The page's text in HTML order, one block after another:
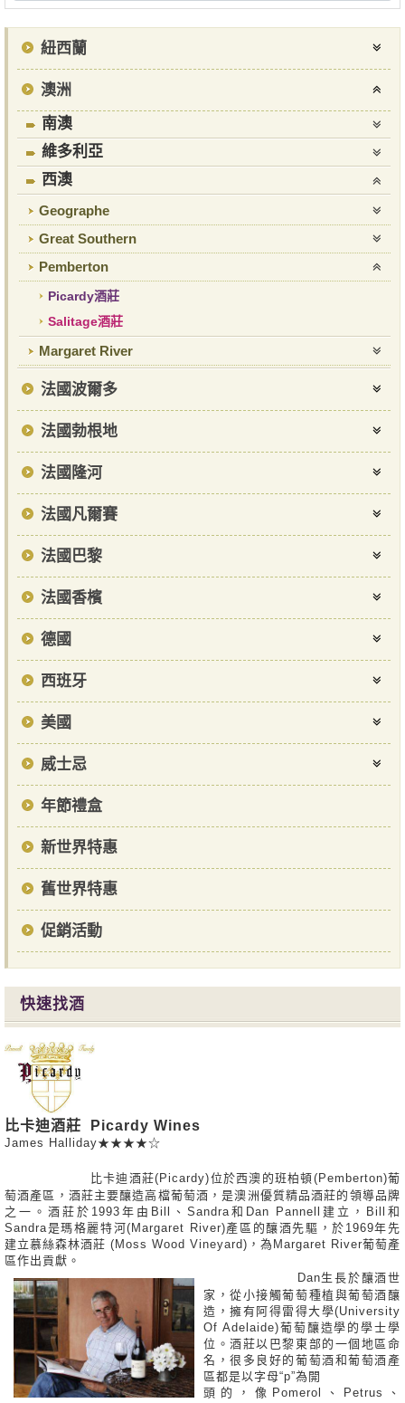
紐西蘭
澳洲
南澳
維多利亞
西澳
Geographe
Great Southern
Pemberton
Picardy酒莊
Salitage酒莊
Margaret River
法國波爾多
法國勃根地
法國隆河
法國凡爾賽
法國巴黎
法國香檳
德國
西班牙
美國
威士忌
年節禮盒
新世界特惠
舊世界特惠
促銷活動
快速找酒
比卡迪酒莊 Picardy Wines
James Halliday★★★★☆
比卡迪酒莊(Picardy)位於西澳的班柏頓(Pemberton)葡
萄酒產區，酒莊主要釀造高檔葡萄酒，是澳洲優質精品酒莊的領導品牌
之一。酒莊於1993年由Bill、Sandra和Dan Pannell建立，Bill和
Sandra是瑪格麗特河(Margaret River)產區的釀酒先驅，於1969年先
建立慕絲森林酒莊 (Moss Wood Vineyard)，為Margaret River葡萄產
區作出貢獻。
Dan生長於釀酒世
家，從小接觸葡萄種植與葡萄酒釀
造，擁有阿得雷得大學(University
Of Adelaide)葡萄釀造學的學士學
位。酒莊以巴黎東部的一個地區命
名，很多良好的葡萄酒和葡萄酒產
區都是以字母“p”為開
頭的，像Pomerol、Petrus、